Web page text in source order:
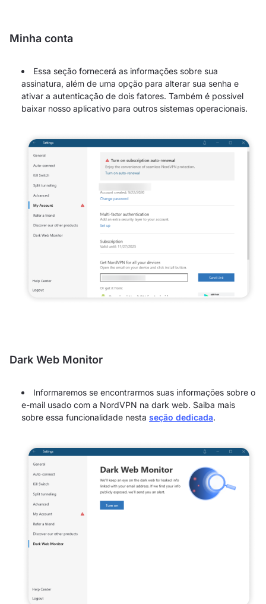
Minha conta
Essa seção fornecerá as informações sobre sua
assinatura, além de uma opção para alterar sua senha e
ativar a autenticação de dois fatores. Também é possível
baixar nosso aplicativo para outros sistemas operacionais.
Dark Web Monitor
Informaremos se encontrarmos suas informações sobre o
e-mail usado com a NordVPN na dark web. Saiba mais
sobre essa funcionalidade nesta seção dedicada.